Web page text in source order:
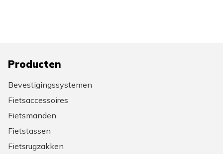
Producten
Bevestigingssystemen
Fietsaccessoires
Fietsmanden
Fietstassen
Fietsrugzakken